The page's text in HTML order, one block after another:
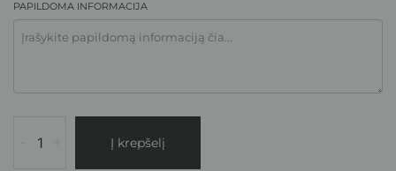
PAPILDOMA INFORMACIJA
Į krepšelį